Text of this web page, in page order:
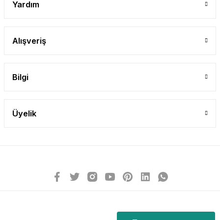
Yardım
Alışveriş
Bilgi
Üyelik